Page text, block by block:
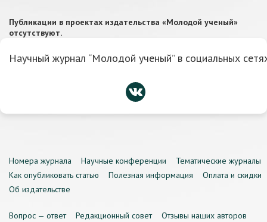
Публикации в проектах издательства «Молодой ученый»
отсутствуют.
Научный журнал “Молодой ученый” в социальных
Номера журнала Научные конференции
Тематические журналы
Как опубликовать статью
Полезная информация
Оплата и скидки
Об издательстве
Вопрос — ответ Редакционный совет Отзывы наших авторов